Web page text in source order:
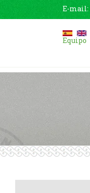
E-mail:
Equipo